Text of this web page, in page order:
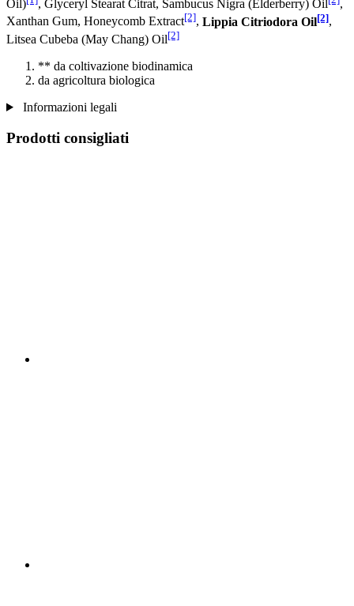
Oil)
, Glyceryl Stearat Citrat, Sambucus Nigra (Elderberry) Oil
,
Xanthan Gum, Honeycomb Extract[2], Lippia Citriodora Oil[2],
Litsea Cubeba (May Chang) Oil[2]
** da coltivazione biodinamica
da agricoltura biologica
Informazioni legali
Prodotti consigliati